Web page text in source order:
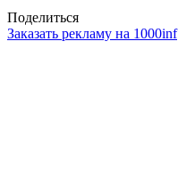
Поделиться
Заказать рекламу на 1000inf